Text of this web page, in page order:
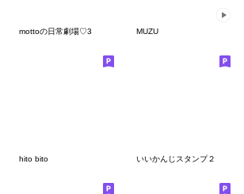
mottoの日常劇場♡3 MUZU
hito bito いいかんじスタンプ２